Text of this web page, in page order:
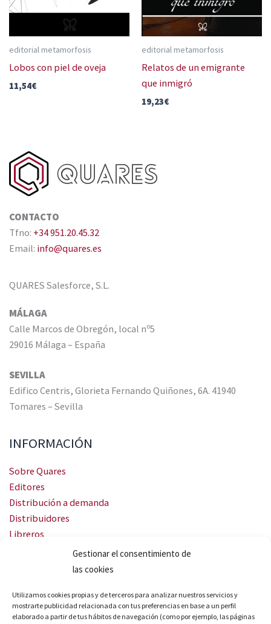
Gestionar el consentimiento de
las cookies
Utilizamos cookies propias y de terceros para analizar nuestros servicios y
mostrarte publicidad relacionada con tus preferencias en base a un perfil
elaborado a partir de tus hábitos de navegación (como por ejemplo, las páginas
editorial metamorfosis
Lobos con piel de oveja
11,54€
editorial metamorfosis
Relatos de un emigrante
que inmigró
19,23€
CONTACTO
Tfno: +34 951.20.45.32
Email: info@quares.es
QUARES Salesforce, S.L.
MÁLAGA
Calle Marcos de Obregón, local nº5
29016 Málaga – España
SEVILLA
Edifico Centris, Glorieta Fernando Quiñones, 6A. 41940
Tomares – Sevilla
INFORMACIÓN
Sobre Quares
Editores
Distribución a demanda
Distribuidores
Libreros
Servicio Landingweb
Crea tu audiobook